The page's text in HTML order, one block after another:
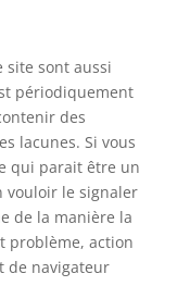
site sont aussi
périodiquement
des
lacunes. Si vous
qui parait être un
vouloir le signaler
de la manière la
problème, action
de navigateur